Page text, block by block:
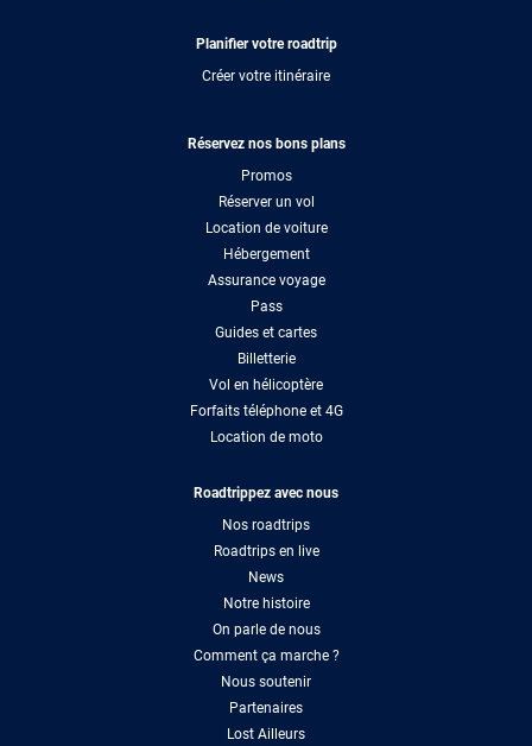
Planifier votre roadtrip
Créer votre itinéraire
Réservez nos bons plans
Promos
Réserver un vol
Location de voiture
Hébergement
Assurance voyage
Pass
Guides et cartes
Billetterie
Vol en hélicoptère
Forfaits téléphone et 4G
Location de moto
Roadtrippez avec nous
Nos roadtrips
Roadtrips en live
News
Notre histoire
On parle de nous
Comment ça marche ?
Nous soutenir
Partenaires
Lost Ailleurs